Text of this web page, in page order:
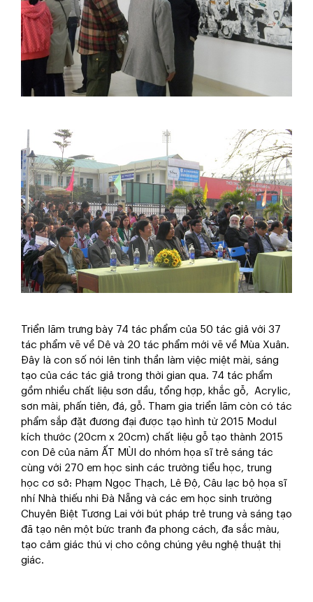
Triển lãm trưng bày 74 tác phẩm của 50 tác giả với 37
tác phẩm vẽ về Dê và 20 tác phẩm mới vẽ về Mùa Xuân.
Đây là con số nói lên tinh thần làm việc miệt mài, sáng
tạo của các tác giả trong thời gian qua. 74 tác phẩm
gồm nhiều chất liệu sơn dầu, tổng hợp, khắc gỗ, Acrylic,
sơn mài, phấn tiên, đá, gỗ. Tham gia triển lãm còn có tác
phẩm sắp đặt đương đại được tạo hình từ 2015 Modul
kích thước (20cm x 20cm) chất liệu gỗ tạo thành 2015
con Dê của năm ẤT MÙI do nhóm họa sĩ trẻ sáng tác
cùng với 270 em học sinh các trường tiểu học, trung
học cơ sở: Phạm Ngọc Thạch, Lê Độ, Câu lạc bộ họa sĩ
nhí Nhà thiếu nhi Đà Nẵng và các em học sinh trường
Chuyên Biệt Tương Lai với bút pháp trẻ trung và sáng tạo
đã tạo nên một bức tranh đa phong cách, đa sắc màu,
tạo cảm giác thú vị cho công chúng yêu nghệ thuật thị
giác.